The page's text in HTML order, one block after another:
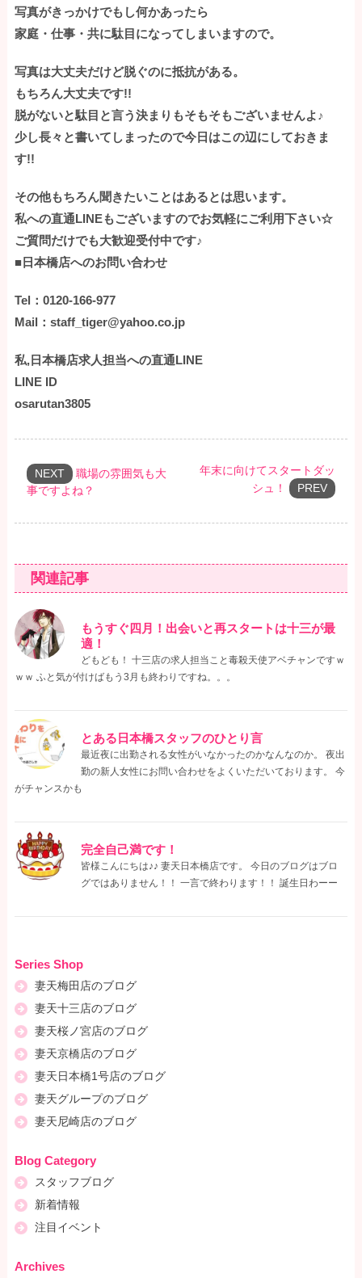
写真がきっかけでもし何かあったら
家庭・仕事・共に駄目になってしまいますので。
写真は大丈夫だけど脱ぐのに抵抗がある。
もちろん大丈夫です!!
脱がないと駄目と言う決まりもそもそもございませんよ♪
少し長々と書いてしまったので今日はこの辺にしておきま
す!!
その他もちろん聞きたいことはあるとは思います。
私への直通LINEもございますのでお気軽にご利用下さい☆
ご質問だけでも大歓迎受付中です♪
■日本橋店へのお問い合わせ
Tel：0120-166-977
Mail：staff_tiger@yahoo.co.jp
私,日本橋店求人担当への直通LINE
LINE ID
osarutan3805
NEXT
職場の雰囲気も大
事ですよね？
年末に向けてスタートダッ
シュ！
PREV
関連記事
もうすぐ四月！出会いと再スタートは十三が最
適！
どもども！ 十三店の求人担当こと毒殺天使アベチャンですｗ
ｗｗ ふと気が付けばもう3月も終わりですね。。。
とある日本橋スタッフのひとり言
最近夜に出勤される女性がいなかったのかなんなのか。 夜出
勤の新人女性にお問い合わせをよくいただいております。 今
がチャンスかも
完全自己満です！
皆様こんにちは♪♪ 妻天日本橋店です。 今日のブログはブロ
グではありません！！ 一言で終わります！！ 誕生日わーー
Series Shop
妻天梅田店のブログ
妻天十三店のブログ
妻天桜ノ宮店のブログ
妻天京橋店のブログ
妻天日本橋1号店のブログ
妻天グループのブログ
妻天尼崎店のブログ
Blog Category
スタッフブログ
新着情報
注目イベント
Archives